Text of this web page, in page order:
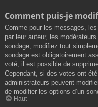
Comment puis-je
Comme pour les messages,
par leur auteur, les
sondage, modifiez tout
sondage est obligatoirement
voté, il est possible de
Cependant, si des votes ont
administrateurs peuvent
de modifier les options d’un
Haut